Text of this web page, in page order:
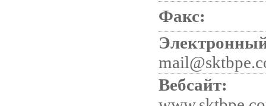
Факс:
Вебсайт: